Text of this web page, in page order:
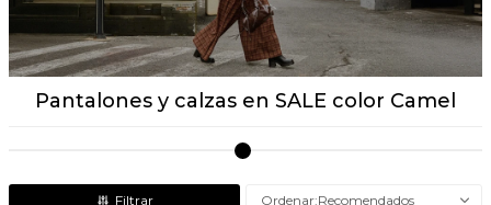
Pantalones y calzas en SALE color Camel
Recomendados